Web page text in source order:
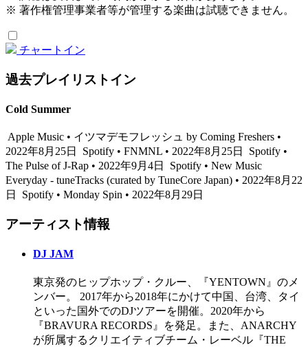
※ 著作権管理事業者等が管理する楽曲は試聴できません。
チャートイン
過去プレイリストイン
Cold Summer
Apple Music • イツマデモフレッシュ by Coming Freshers •
2022年8月25日
Spotify • FNMNL • 2022年8月25日
Spotify •
The Pulse of J-Rap • 2022年9月4日
Spotify • New Music
Everyday - tuneTracks (curated by TuneCore Japan) • 2022年8月22
日
Spotify • Monday Spin • 2022年8月29日
アーティスト情報
DJ JAM
東京発のヒップホップ・クルー、『YENTOWN』のメ
ンバー。 2017年から2018年にかけて中国、台湾、タイ
といった国外でのDJツアーを開催。2020年から
『BRAVURA RECORDS』を発足。また、ANARCHY
が所属するクリエイティブチーム・レーベル『THE